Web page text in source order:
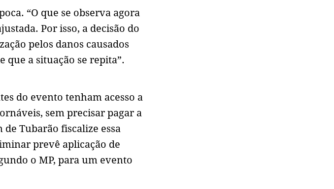
“O que se observa agora
Por isso, a decisão do
pelos danos causados
que a situação se repita”.
do evento tenham acesso a
sem precisar pagar a
Tubarão fiscalize essa
prevê aplicação de
o MP, para um evento